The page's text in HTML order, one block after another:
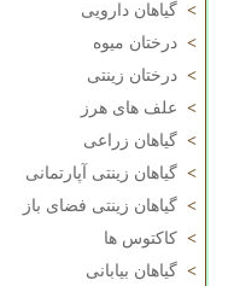
> گیاهان دارویی
> درختان میوه
> درختان زینتی
> علف های هرز
> گیاهان زراعی
> گیاهان زینتی آپارتمانی
> گیاهان زینتی فضای باز
> کاکتوس ها
> گیاهان بیابانی